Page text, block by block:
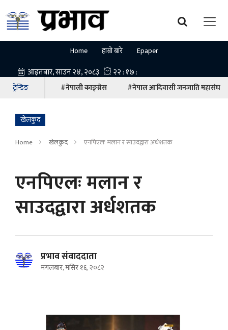
Home हाम्रो बारे Epaper
ट्रेन्डिङ #नेपाली काङ्ग्रेस #नेपाल आदिवासी जनजाति महासंघ
खेलकुद
Home खेलकुद एनपिएलः मलान र साउदद्वारा अर्धशतक
एनपिएलः मलान र
साउदद्वारा अर्धशतक
प्रभाव संवाददाता
मंगलबार, मंसिर १६, २०८२